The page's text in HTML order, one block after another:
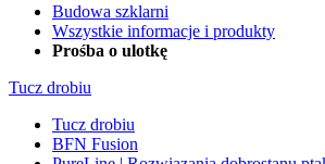
Budowa szklarni
Wszystkie informacje i produkty
Prośba o ulotkę
Tucz drobiu
Tucz drobiu
BFN Fusion